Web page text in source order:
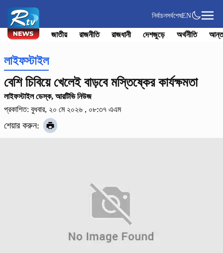
নির্বাচনসর্বশেষEN
জাতীয় রাজনীতি রাজধানী দেশজুড়ে অর্থনীতি
লাইফস্টাইল
বেশি চিবিয়ে খেলেই বাড়বে মস্তিষ্কের কার্যক্ষমতা
লাইফস্টাইল ডেস্ক, আরটিভি নিউজ
প্রকাশিত: বুধবার, ২০ মে ২০২৬ , ০৮:৩৭ এএম
শেয়ার করুন: